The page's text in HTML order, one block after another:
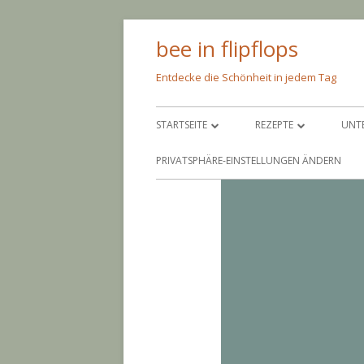
bee in flipflops
Entdecke die Schönheit in jedem Tag
Primäres
Menü
STARTSEITE
ÜBER MICH
REZEPTE
PFEIF AUF DIE KALORIEN
PRIVATSPHÄRE-EINSTELLUNGEN ÄNDERN